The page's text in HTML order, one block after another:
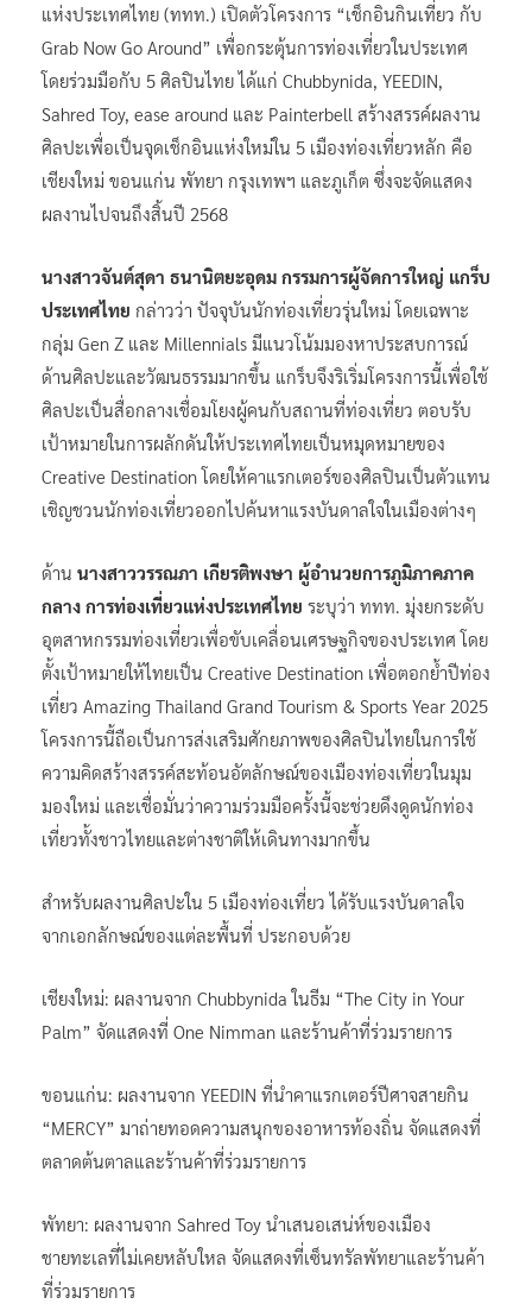
แห่งประเทศไทย (ททท.) เปิดตัวโครงการ “เช็กอินกินเที่ยว กับ
Grab Now Go Around” เพื่อกระตุ้นการท่องเที่ยวในประเทศ
โดยร่วมมือกับ 5 ศิลปินไทย ได้แก่ Chubbynida, YEEDIN,
Sahred Toy, ease around และ Painterbell สร้างสรรค์ผลงาน
ศิลปะเพื่อเป็นจุดเช็กอินแห่งใหม่ใน 5 เมืองท่องเที่ยวหลัก คือ
เชียงใหม่ ขอนแก่น พัทยา กรุงเทพฯ และภูเก็ต ซึ่งจะจัดแสดง
ผลงานไปจนถึงสิ้นปี 2568
นางสาวจันต์สุดา ธนานิตยะอุดม กรรมการผู้จัดการใหญ่ แกร็บ
ประเทศไทย กล่าวว่า ปัจจุบันนักท่องเที่ยวรุ่นใหม่ โดยเฉพาะ
กลุ่ม Gen Z และ Millennials มีแนวโน้มมองหาประสบการณ์
ด้านศิลปะและวัฒนธรรมมากขึ้น แกร็บจึงริเริ่มโครงการนี้เพื่อใช้
ศิลปะเป็นสื่อกลางเชื่อมโยงผู้คนกับสถานที่ท่องเที่ยว ตอบรับ
เป้าหมายในการผลักดันให้ประเทศไทยเป็นหมุดหมายของ
Creative Destination โดยให้คาแรกเตอร์ของศิลปินเป็นตัวแทน
เชิญชวนนักท่องเที่ยวออกไปค้นหาแรงบันดาลใจในเมืองต่างๆ
ด้าน นางสาววรรณภา เกียรติพงษา ผู้อำนวยการภูมิภาคภาค
กลาง การท่องเที่ยวแห่งประเทศไทย ระบุว่า ททท. มุ่งยกระดับ
อุตสาหกรรมท่องเที่ยวเพื่อขับเคลื่อนเศรษฐกิจของประเทศ โดย
ตั้งเป้าหมายให้ไทยเป็น Creative Destination เพื่อตอกย้ำปีท่อง
เที่ยว Amazing Thailand Grand Tourism & Sports Year 2025
โครงการนี้ถือเป็นการส่งเสริมศักยภาพของศิลปินไทยในการใช้
ความคิดสร้างสรรค์สะท้อนอัตลักษณ์ของเมืองท่องเที่ยวในมุม
มองใหม่ และเชื่อมั่นว่าความร่วมมือครั้งนี้จะช่วยดึงดูดนักท่อง
เที่ยวทั้งชาวไทยและต่างชาติให้เดินทางมากขึ้น
สำหรับผลงานศิลปะใน 5 เมืองท่องเที่ยว ได้รับแรงบันดาลใจ
จากเอกลักษณ์ของแต่ละพื้นที่ ประกอบด้วย
เชียงใหม่: ผลงานจาก Chubbynida ในธีม “The City in Your
Palm” จัดแสดงที่ One Nimman และร้านค้าที่ร่วมรายการ
ขอนแก่น: ผลงานจาก YEEDIN ที่นำคาแรกเตอร์ปีศาจสายกิน
“MERCY” มาถ่ายทอดความสนุกของอาหารท้องถิ่น จัดแสดงที่
ตลาดต้นตาลและร้านค้าที่ร่วมรายการ
พัทยา: ผลงานจาก Sahred Toy นำเสนอเสน่ห์ของเมือง
ชายทะเลที่ไม่เคยหลับใหล จัดแสดงที่เซ็นทรัลพัทยาและร้านค้า
ที่ร่วมรายการ